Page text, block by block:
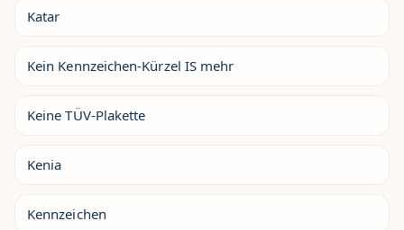
Katar
Kein Kennzeichen-Kürzel IS mehr
Keine TÜV-Plakette
Kenia
Kennzeichen